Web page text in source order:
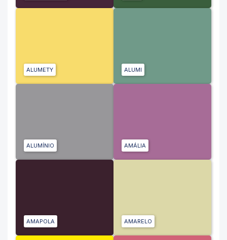
ALUMETY ALUMI
ALUMÍNIO AMÁLIA
AMAPOLA AMARELO